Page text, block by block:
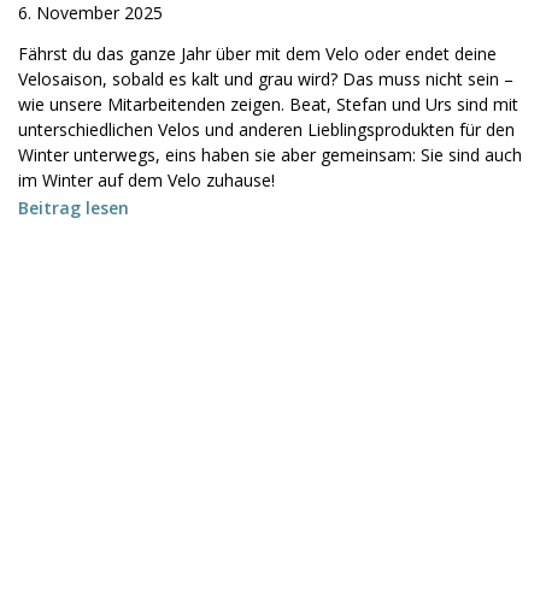
6. November 2025
Fährst du das ganze Jahr über mit dem Velo oder endet deine
Velosaison, ­sobald es kalt und grau wird? Das muss nicht sein –
wie unsere Mitarbeitenden zeigen. Beat, Stefan und Urs sind mit
unterschiedlichen Velos und anderen Lieblingsprodukten für den
Winter unterwegs, eins haben sie aber gemeinsam: Sie sind auch
im Winter auf dem Velo zuhause!
Beitrag lesen